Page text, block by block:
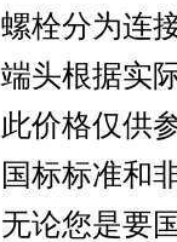
螺栓分为连
端头根据实
此价格仅供
国标标准和
无论您是要